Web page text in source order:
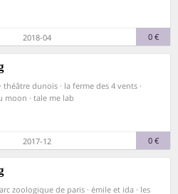
2018-04 0 €
· théâtre dunois · la ferme des 4 vents ·
moon · tale me lab
2017-12 0 €
zoologique de paris · émile et ida · les